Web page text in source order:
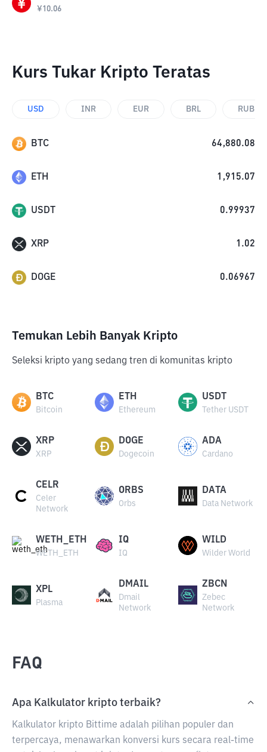
¥10.06
Kurs Tukar Kripto Teratas
USD INR EUR BRL RUB
BTC 64,880.08
ETH 1,915.07
USDT 0.99937
XRP 1.02
DOGE 0.06967
Temukan Lebih Banyak Kripto
Seleksi kripto yang sedang tren di komunitas kripto
BTC
Bitcoin
ETH
Ethereum
USDT
Tether USDT
XRP
XRP
DOGE
Dogecoin
ADA
Cardano
CELR
Celer
Network
ORBS
Orbs
DATA
Data Network
WETH_ETH
WETH_ETH
IQ
IQ
WILD
Wilder World
XPL
Plasma
DMAIL
Dmail
Network
ZBCN
Zebec
Network
FAQ
Apa Kalkulator kripto terbaik?
Kalkulator kripto Bittime adalah pilihan populer dan
terpercaya, menawarkan konversi kurs secara real-time